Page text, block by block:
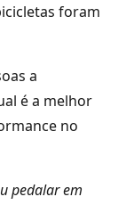
foram
a
é a melhor
no
pedalar em